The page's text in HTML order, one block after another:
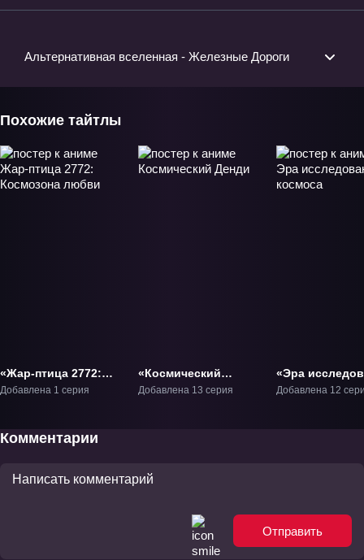
Альтернативная вселенная - Железные Дороги
Похожие тайтлы
«Жар-птица 2772:
Космозона любви»
Добавлена 1 серия
«Космический
Денди» ТВ-1
Добавлена 13 серия
«Эра
космоса» ТВ-1
Добавлена 12
Комментарии
Отправить